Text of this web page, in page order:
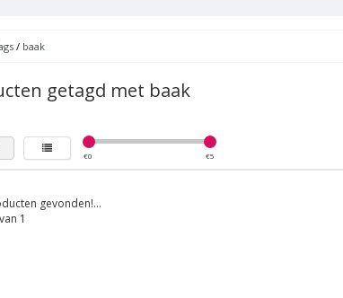
/ baak
getagd met baak
€0 €5
gevonden!...
1